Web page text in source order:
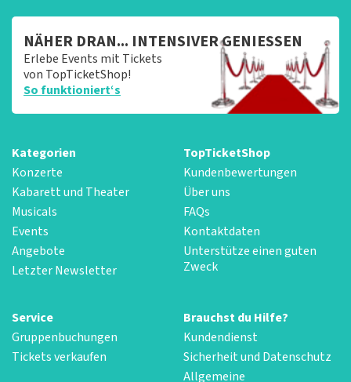
NÄHER DRAN... INTENSIVER GENIESSEN
Erlebe Events mit Tickets
von TopTicketShop!
So funktioniert‘s
Kategorien
Konzerte
Kabarett und Theater
Musicals
Events
Angebote
Letzter Newsletter
TopTicketShop
Kundenbewertungen
Über uns
FAQs
Kontaktdaten
Unterstütze einen guten
Zweck
Service
Gruppenbuchungen
Tickets verkaufen
Brauchst du Hilfe?
Kundendienst
Sicherheit und Datenschutz
Allgemeine